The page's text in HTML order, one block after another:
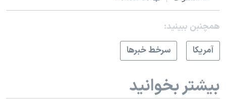
همچنبن ببینید:
آمريکا
سرخط خبرها
بیشتر بخوانید